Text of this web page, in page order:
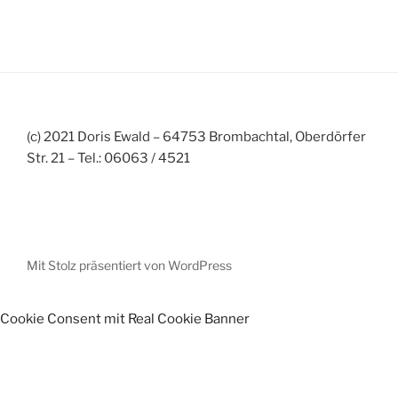
(c) 2021 Doris Ewald – 64753 Brombachtal, Oberdörfer
Str. 21 – Tel.: 06063 / 4521
Mit Stolz präsentiert von WordPress
Cookie Consent mit Real Cookie Banner